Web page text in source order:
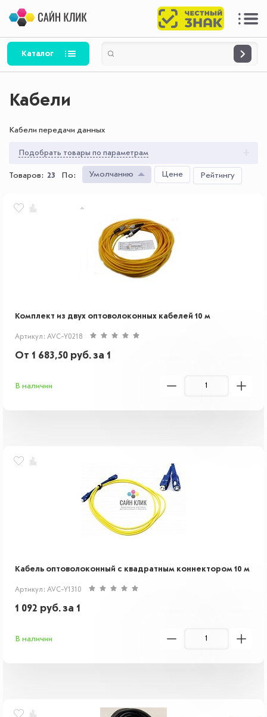
Каталог
Кабели
Кабели передачи данных
Подобрать товары по параметрам
Товаров: 23 По: Умолчанию Цене Рейтингу
Комплект из двух оптоволоконных кабелей 10 м
Артикул: AVC-Y0218
От 1 683,50 руб.за 1
В наличии
Кабель оптоволоконный с квадратным коннектором 10 м
Артикул: AVC-Y1310
1 092 руб.за 1
В наличии